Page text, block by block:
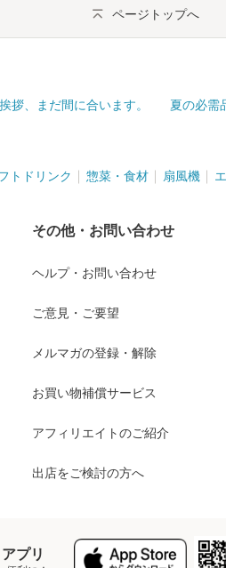
ページトップへ
拶、まだ間に合います。 夏の必需
トドリンク 惣菜・食材 扇風機
その他・お問い合わせ
ヘルプ・お問い合わせ
ご意見・ご要望
メルマガの登録・解除
お買い物補償サービス
アフィリエイトのご紹介
出店をご検討の方へ
プリ